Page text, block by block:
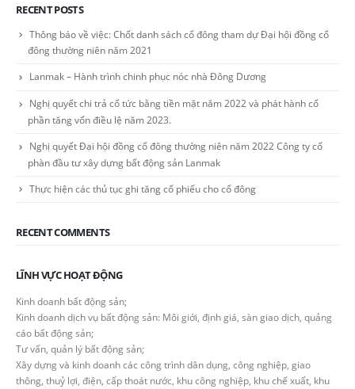
RECENT POSTS
Thông báo về việc: Chốt danh sách cổ đông tham dự Đại hội đồng cổ
đông thường niên năm 2021
Lanmak – Hành trình chinh phục nóc nhà Đông Dương
Nghị quyết chi trả cổ tức bằng tiền mặt năm 2022 và phát hành cổ
phần tăng vốn điều lệ năm 2023.
Nghị quyết Đại hội đồng cổ đông thường niên năm 2022 Công ty cổ
phàn đầu tư xây dựng bất động sản Lanmak
Thực hiện các thủ tục ghi tăng cổ phiếu cho cổ đông
RECENT COMMENTS
LĨNH VỰC HOẠT ĐỘNG
Kinh doanh bất động sản;
Kinh doanh dịch vụ bất động sản: Môi giới, định giá, sàn giao dịch, quảng
cáo bất động sản;
Tư vấn, quản lý bất động sản;
Xây dựng và kinh doanh các công trình dân dụng, công nghiệp, giao
thông, thuỷ lợi, điện, cấp thoát nước, khu công nghiệp, khu chế xuất, khu